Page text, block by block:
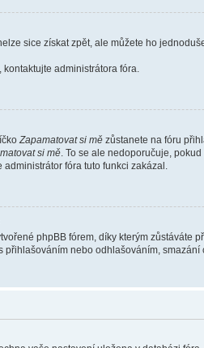
sice získat zpět, ale můžete ho
administrátora fóra.
Zapamatovat si mě zůstanete na fóru
si mě . To se ale nedoporučuje,
fóra tuto funkci zakázal.
phpBB fórem, díky kterým
nebo odhlašováním, smazání